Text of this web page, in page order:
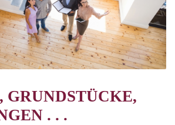
GRUNDSTÜCKE,
. . .